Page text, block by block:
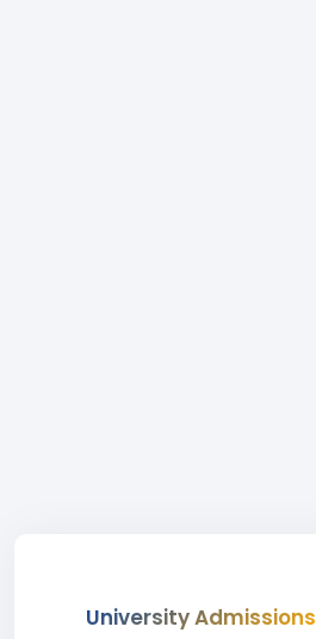
University Admissions